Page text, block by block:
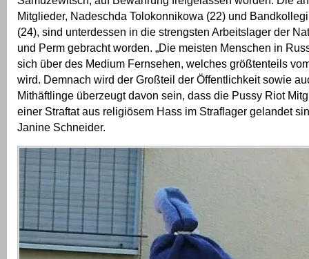
Mitglieder, Nadeschda Tolokonnikowa (22) und
(24), sind unterdessen in die strengsten Arbeitslager der
und Perm gebracht worden. „Die meisten Menschen in
sich über des Medium Fernsehen, welches größtenteils
wird. Demnach wird der Großteil der Öffentlichkeit sowie
Mithäftlinge überzeugt davon sein, dass die Pussy Riot
einer Straftat aus religiösem Hass im Straflager gelandet
Janine Schneider.